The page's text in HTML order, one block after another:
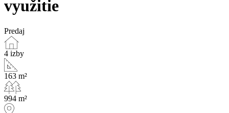
využitie
Predaj
4 izby
163 m²
994 m²